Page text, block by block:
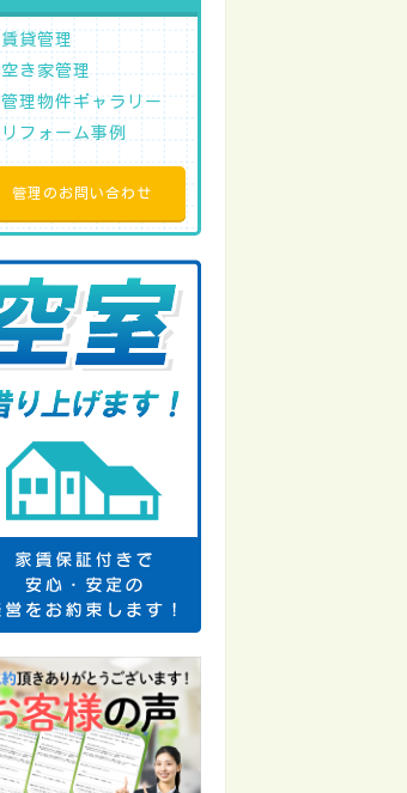
賃貸管理
空き家管理
管理物件ギャラリー
リフォーム事例
管理のお問い合わせ